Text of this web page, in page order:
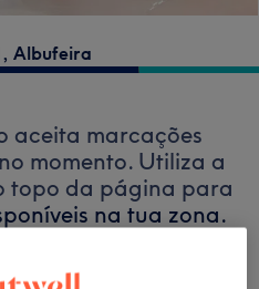
, Albufeira
aceita marcações
momento. Utiliza a
topo da página para
na tua zona.
te receber.